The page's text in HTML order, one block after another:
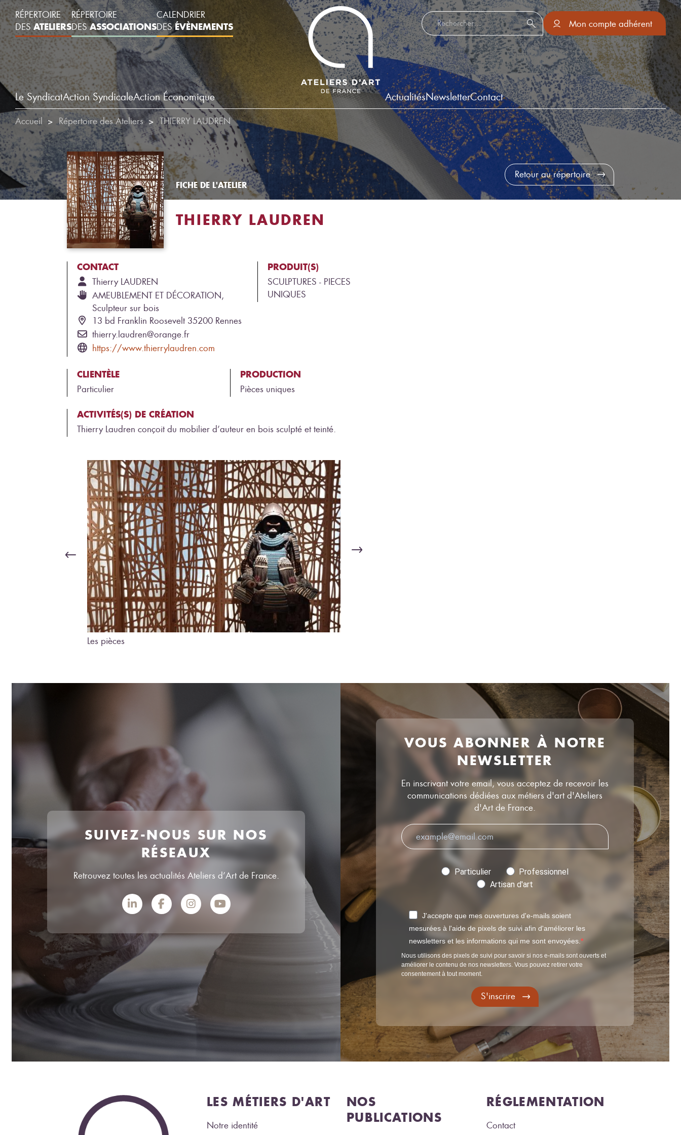
RÉPERTOIRE
DESATELIERS
RÉPERTOIRE
DESASSOCIATIONS
CALENDRIER
DESÉVÈNEMENTS
Le SyndicatAction SyndicaleAction Économique
Rechercher :
Mon compte adhérent
ActualitésNewsletterContact
Accueil Répertoire des Ateliers THIERRY LAUDREN
FICHE DE L'ATELIER
THIERRY LAUDREN
CONTACT
Thierry LAUDREN
AMEUBLEMENT ET DÉCORATION,
Sculpteur sur bois
13 bd Franklin Roosevelt 35200 Rennes
thierry.laudren@orange.fr
https://www.thierrylaudren.com
PRODUIT(S)
SCULPTURES - PIECES
UNIQUES
CLIENTÈLE
Particulier
PRODUCTION
Pièces uniques
ACTIVITÉS(S) DE CRÉATION
Thierry Laudren conçoit du mobilier d’auteur en bois sculpté et teinté.
Les pièces
Retour au répertoire
SUIVEZ-NOUS SUR NOS
RÉSEAUX
Retrouvez toutes les actualités Ateliers d’Art de France.
VOUS ABONNER À NOTRE
NEWSLETTER
En inscrivant votre email, vous acceptez de recevoir les
communications dédiées aux métiers d'art d'Ateliers
d'Art de France.
Particulier
Professionnel
Artisan d'art
J'accepte que mes ouvertures d'e-mails soient
mesurées à l'aide de pixels de suivi afin d'améliorer les
newsletters et les informations qui me sont envoyées.
Nous utilisons des pixels de suivi pour savoir si nos e-mails sont ouverts et
améliorer le contenu de nos newsletters. Vous pouvez retirer votre
consentement à tout moment.
S'inscrire
LES MÉTIERS D'ART
Notre identité
NOS
PUBLICATIONS
RÉGLEMENTATION
Contact